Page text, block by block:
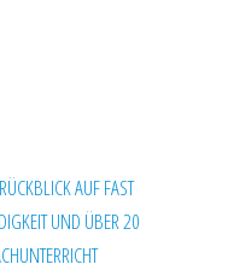
AUF FAST
UND ÜBER 20